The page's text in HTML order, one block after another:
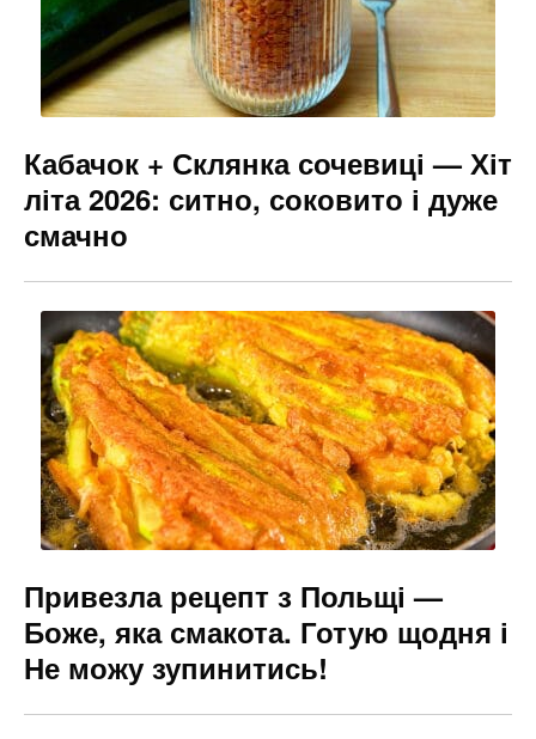
Кабачок + Склянка сочевиці — Хіт
літа 2026: ситно, соковито і дуже
смачно
Привезла рецепт з Польщі —
Боже, яка смакота. Готую щодня і
Не можу зупинитись!